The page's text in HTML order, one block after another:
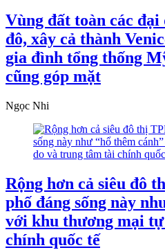
Vùng đất toàn các
đô, xây cả thành
gia đình tổng thống
cũng góp mặt
Ngọc Nhi
Rộng hơn cả siêu đô
phố đáng sống này
với khu thương mại
chính quốc tế